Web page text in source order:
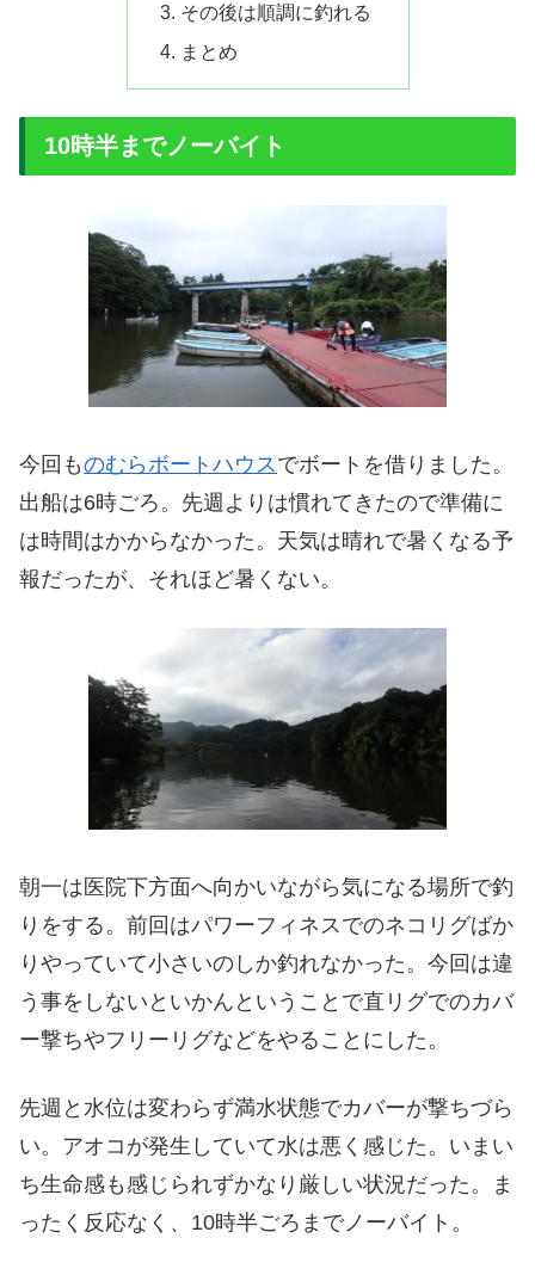
その後は順調に釣れる
まとめ
10時半までノーバイト
今回ものむらボートハウス でボートを借りました。
出船は6時ごろ。先週よりは慣れてきたので準備に
は時間はかからなかった。天気は晴れで暑くなる予
報だったが、それほど暑くない。
朝一は医院下方面へ向かいながら気になる場所で釣
りをする。前回はパワーフィネスでのネコリグばか
りやっていて小さいのしか釣れなかった。今回は違
う事をしないといかんということで直リグでのカバ
ー撃ちやフリーリグなどをやることにした。
先週と水位は変わらず満水状態でカバーが撃ちづら
い。アオコが発生していて水は悪く感じた。いまい
ち生命感も感じられずかなり厳しい状況だった。ま
ったく反応なく、10時半ごろまでノーバイト。